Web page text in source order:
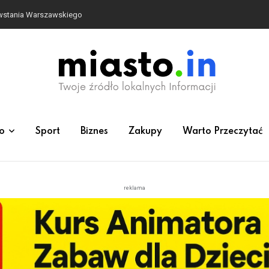
Warszawskiego
Sport Biznes Zakupy Warto Przeczytać
reklama